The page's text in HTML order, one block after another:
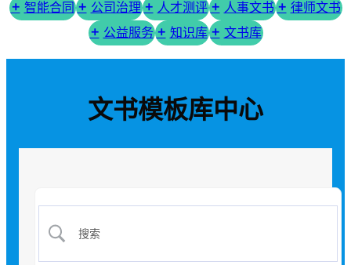
智能合同
公司治理 人才测评 人事文书
律师文书
公益服务
知识库 文书库
文书模板库中心